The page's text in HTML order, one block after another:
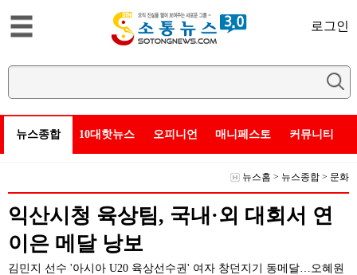
로그인
뉴스종합 10대핫뉴스 오피니언 매니페스토 커뮤니티
뉴스홈 > 뉴스종합 > 문화
익산시청 육상팀, 국내·외 대회서 연
이은 메달 낭보
김민지 선수 '아시아 U20 육상선수권' 여자 창던지기 동메달…오혜원